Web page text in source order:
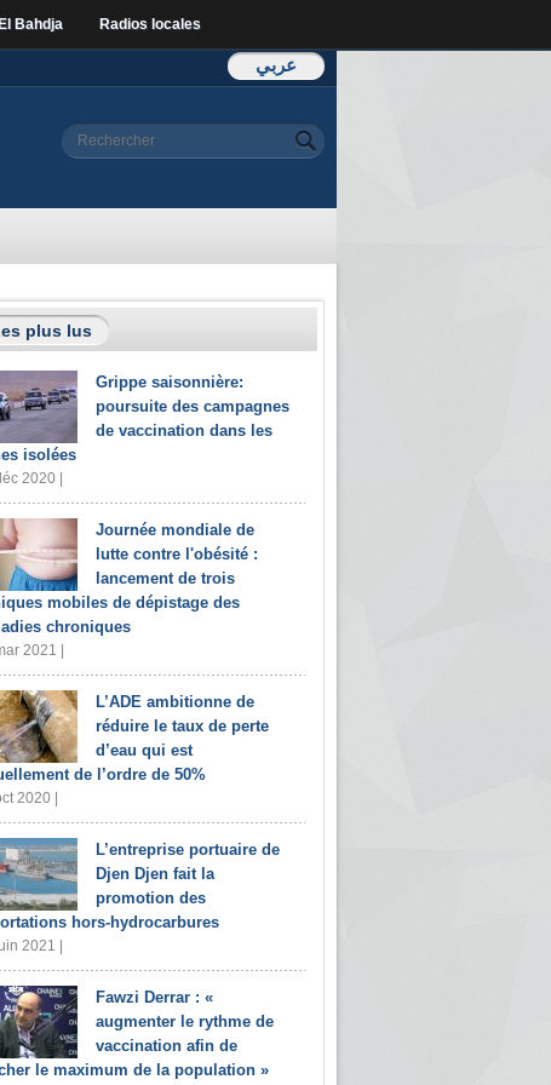
El Bahdja Radios locales
عربي
Formulaire de
Rechercher
plus lus
Grippe saisonnière:
poursuite des campagnes
de vaccination dans les
isolées
2020 |
Journée mondiale de
lutte contre l'obésité :
lancement de trois
mobiles de dépistage des
chroniques
2021 |
L’ADE ambitionne de
réduire le taux de perte
d’eau qui est
de l’ordre de 50%
2020 |
L’entreprise portuaire de
Djen Djen fait la
promotion des
hors-hydrocarbures
2021 |
Fawzi Derrar : «
augmenter le rythme de
vaccination afin de
le maximum de la population »